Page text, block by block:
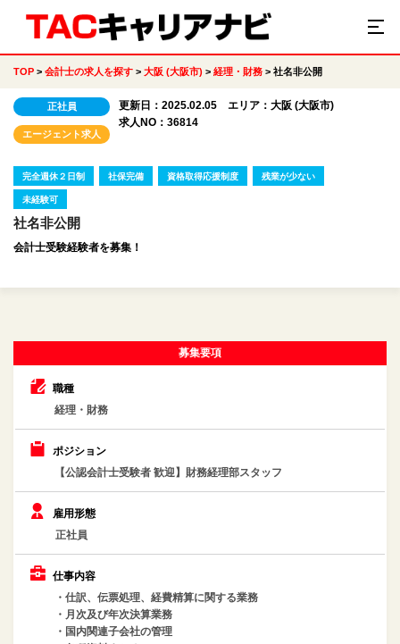
TOP 会計士の求人を探す 大阪 (大阪市) 経理・財務 社名非公開
正社員
エージェント求人
更新日：2025.02.05 エリア：大阪 (大阪市)
求人NO：36814
完全週休２日制 社保完備 資格取得応援制度 残業が少ない
未経験可
社名非公開
会計士受験経験者を募集！
募集要項
職種
経理・財務
ポジション
【公認会計士受験者 歓迎】財務経理部スタッフ
雇用形態
正社員
仕事内容
・仕訳、伝票処理、経費精算に関する業務
・月次及び年次決算業務
・国内関連子会社の管理